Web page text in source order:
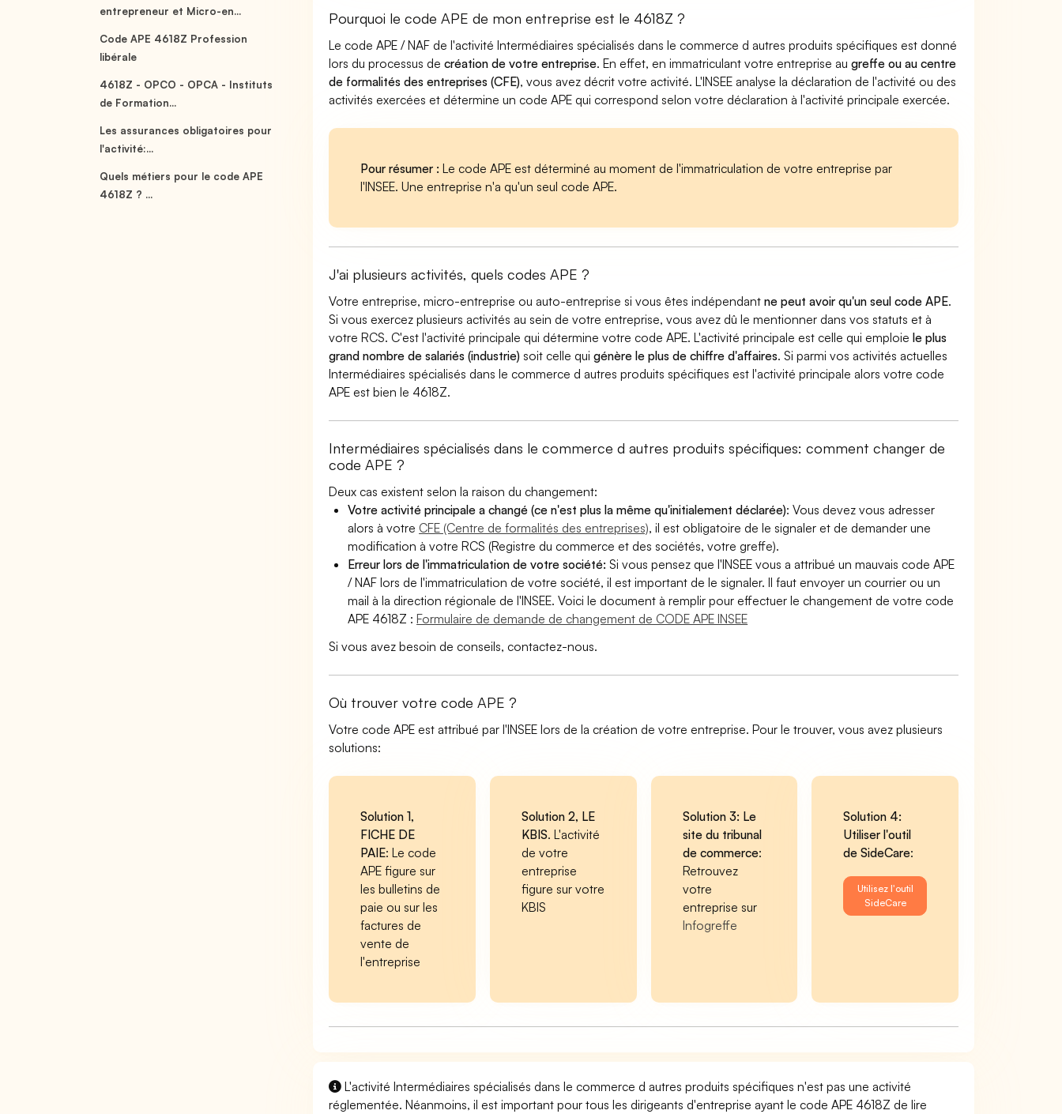
entrepreneur et Micro-en...
Code APE 4618Z Profession
libérale
4618Z - OPCO - OPCA - Instituts
de Formation...
Les assurances obligatoires pour
l'activité:...
Quels métiers pour le code APE
4618Z ? ...
Pourquoi le code APE de mon entreprise est le 4618Z ?
Le code APE / NAF de l'activité Intermédiaires spécialisés dans le commerce d autres produits spécifiques est donné
lors du processus decréation de votre entreprise. En effet, en immatriculant votre entreprise augreffe ou au centre
de formalités des entreprises (CFE), vous avez décrit votre activité. L'INSEE analyse la déclaration de l'activité ou des
activités exercées et détermine un code APE qui correspond selon votre déclaration à l'activité principale exercée.
Pour résumer : Le code APE est déterminé au moment de l'immatriculation de votre entreprise par
l'INSEE. Une entreprise n'a qu'un seul code APE.
J'ai plusieurs activités, quels codes APE ?
Votre entreprise, micro-entreprise ou auto-entreprise si vous êtes indépendantne peut avoir qu'un seul code APE.
Si vous exercez plusieurs activités au sein de votre entreprise, vous avez dû le mentionner dans vos statuts et à
votre RCS. C'est l'activité principale qui détermine votre code APE. L'activité principale est celle qui emploiele plus
grand nombre de salariés (industrie) soit celle quigénère le plus de chiffre d'affaires. Si parmi vos activités actuelles
Intermédiaires spécialisés dans le commerce d autres produits spécifiques est l'activité principale alors votre code
APE est bien le 4618Z.
Intermédiaires spécialisés dans le commerce d autres produits spécifiques: comment changer de
code APE ?
Deux cas existent selon la raison du changement:
Votre activité principale a changé (ce n'est plus la même qu'initialement déclarée): Vous devez vous adresser
alors à votre CFE (Centre de formalités des entreprises), il est obligatoire de le signaler et de demander une
modification à votre RCS (Registre du commerce et des sociétés, votre greffe).
Erreur lors de l'immatriculation de votre société:Si vous pensez que l'INSEE vous a attribué un mauvais code APE
/ NAF lors de l'immatriculation de votre société, il est important de le signaler. Il faut envoyer un courrier ou un
mail à la direction régionale de l'INSEE. Voici le document à remplir pour effectuer le changement de votre code
APE 4618Z :Formulaire de demande de changement de CODE APE INSEE
Si vous avez besoin de conseils, contactez-nous.
Où trouver votre code APE ?
Votre code APE est attribué par l'INSEE lors de la création de votre entreprise. Pour le trouver, vous avez plusieurs
solutions:
Solution 1,
FICHE DE
PAIE: Le code
APE figure sur
les bulletins de
paie ou sur les
factures de
vente de
l'entreprise
Solution 2, LE
KBIS. L'activité
de votre
entreprise
figure sur votre
KBIS
Solution 3: Le
site du tribunal
de commerce:
Retrouvez
votre
entreprise sur
Infogreffe
Solution 4:
Utiliser l'outil
de SideCare:
Utilisez l'outil
SideCare
L'activité Intermédiaires spécialisés dans le commerce d autres produits spécifiques n'est pas une activité
réglementée. Néanmoins, il est important pour tous les dirigeants d'entreprise ayant le code APE 4618Z de lire